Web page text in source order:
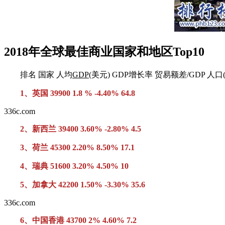
2018年全球最佳商业国家和地区Top10
排名 国家 人均GDP(美元) GDP增长率 贸易额差/GDP 人口
1、英国 39900 1.8 % -4.40% 64.8
336c.com
2、新西兰 39400 3.60% -2.80% 4.5
3、荷兰 45300 2.20% 8.50% 17.1
4、瑞典 51600 3.20% 4.50% 10
5、加拿大 42200 1.50% -3.30% 35.6
336c.com
6、中国香港 43700 2% 4.60% 7.2